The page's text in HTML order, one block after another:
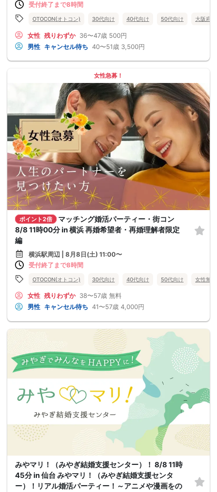
受付終了まで8時間
OTOCON(オトコン) 30代向け 40代向け 50代向け 大阪府
女性 残りわずか 36〜47歳 500円
男性 キャンセル待ち 40〜51歳 3,500円
女性急募！
ポイント2倍
マッチング婚活パーティー・街コン
8/8 11時00分 in 横浜 再婚希望者・再婚理解者限定
編
横浜駅周辺 | 8月8日(土) 11:00〜
受付終了まで8時間
OTOCON(オトコン) 30代向け 40代向け 50代向け 女性無料
女性 残りわずか 38〜57歳 無料
男性 キャンセル待ち 41〜57歳 4,000円
みやマリ！（みやぎ結婚支援センター）！ 8/8 11時
45分 in 仙台 みやマリ！（みやぎ結婚支援センタ
ー）！リアル婚活パーティー！～アニメや漫画をの